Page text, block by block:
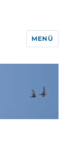
MENÜ